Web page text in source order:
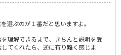
選ぶのが１番だと思いますよ。
理解できるまで、きちんと説明を受
てくれたら、逆に有り難く感じま